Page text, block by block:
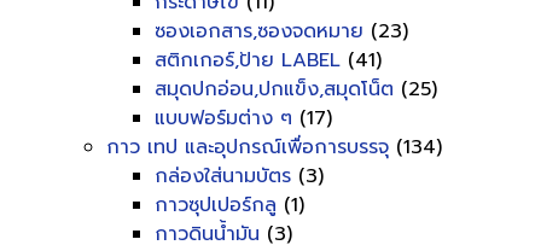
ซองเอกสาร,ซองจดหมาย (23)
สติกเกอร์,ป้าย LABEL (41)
สมุดปกอ่อน,ปกแข็ง,สมุดโน็ต (25)
แบบฟอร์มต่าง ๆ (17)
กาว เทป และอุปกรณ์เพื่อการบรรจุ (134)
กล่องใส่นามบัตร (3)
กาวซุปเปอร์กลู (1)
กาวดินน้ำมัน (3)